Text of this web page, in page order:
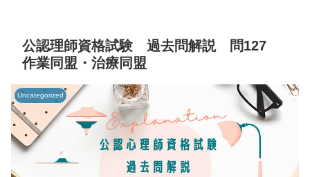
公認理師資格試験 過去問解説 問127
作業同盟・治療同盟
Uncategorized